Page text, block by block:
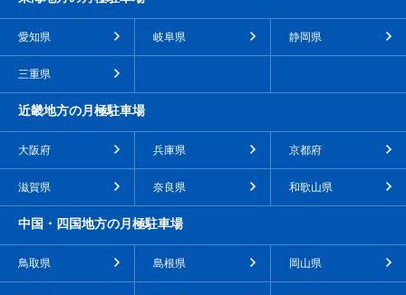
愛知県 岐阜県 静岡県
三重県
近畿地方の月極駐車場
大阪府 兵庫県 京都府
滋賀県 奈良県 和歌山県
中国・四国地方の月極駐車場
鳥取県 島根県 岡山県